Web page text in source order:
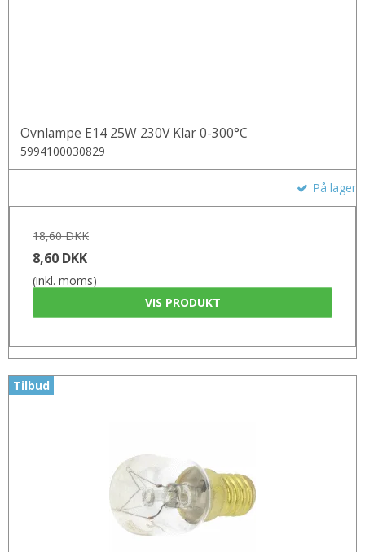
Ovnlampe E14 25W 230V Klar 0-300°C
5994100030829
På lager
18,60 DKK
8,60 DKK
(inkl. moms)
VIS PRODUKT
Tilbud